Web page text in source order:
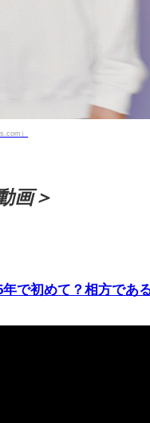
）
画＞
年で初めて？相方で